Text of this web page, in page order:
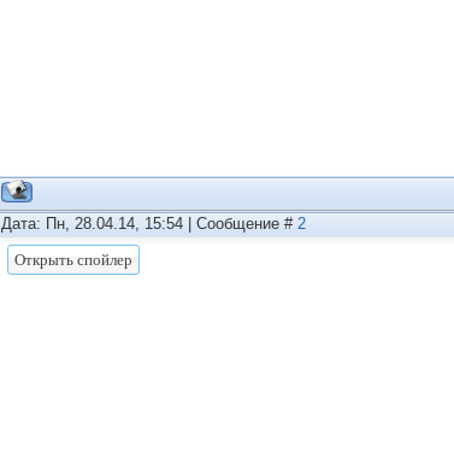
Дата: Пн, 28.04.14, 15:54 | Сообщение # 2